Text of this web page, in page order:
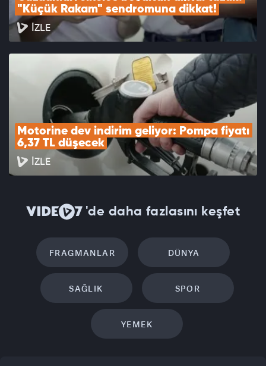
"Küçük Rakam" sendromuna dikkat!
İZLE
Motorine dev indirim geliyor: Pompa fiyatı
6,37 TL düşecek
İZLE
'de daha fazlasını keşfet
FRAGMANLAR DÜNYA
SAĞLIK SPOR
YEMEK